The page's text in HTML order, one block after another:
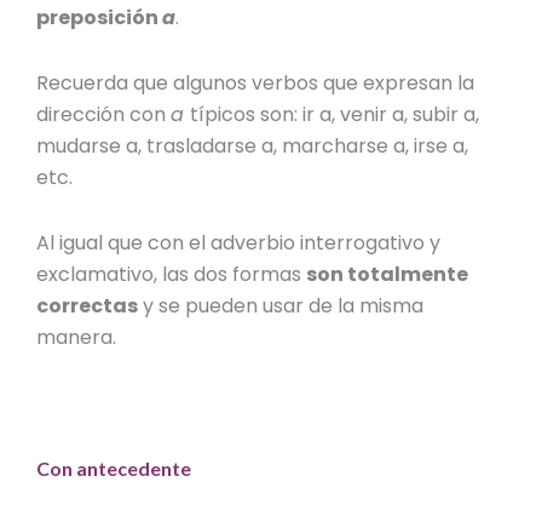
preposicióna.
Recuerda que algunos verbos queexpresan la
dirección cona típicos son: ir a, venir a, subir a,
mudarse a, trasladarse a, marcharse a, irse a,
etc.
Al igual que con el adverbio interrogativo y
exclamativo, las dos formas son totalmente
correctasy se pueden usar de la misma
manera.
Con antecedente